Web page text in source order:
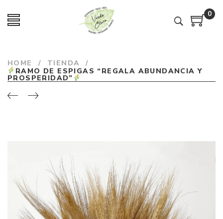
0
HOME / TIENDA
/
RAMO DE ESPIGAS “REGALA ABUNDANCIA Y
PROSPERIDAD”